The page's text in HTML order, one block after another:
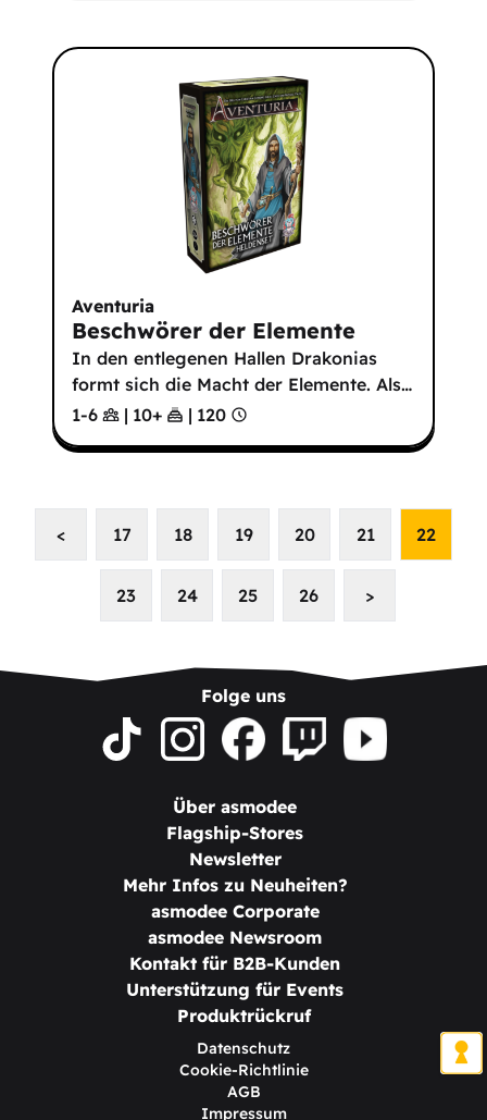
Aventuria
Beschwörer der Elemente
In den entlegenen Hallen Drakonias
formt sich die Macht der Elemente. Als…
1-6
| 10+ | 120
< 17 18 19 20 21 22
23 24 25 26 >
Folge uns
Über asmodee
Flagship-Stores
Newsletter
Mehr Infos zu Neuheiten?
asmodee Corporate
asmodee Newsroom
Kontakt für B2B-Kunden
Unterstützung für Events
Produktrückruf
Datenschutz
Cookie-Richtlinie
AGB
Impressum